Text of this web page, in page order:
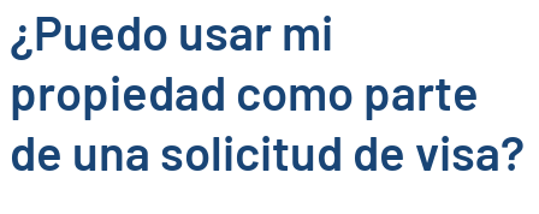
¿Puedo usar mi
propiedad como parte
de una solicitud de visa?